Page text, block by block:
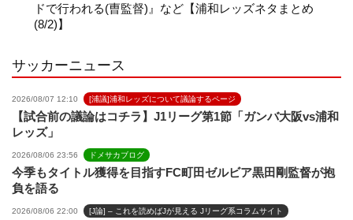
ドで行われる(曺監督)』など【浦和レッズネタまとめ
(8/2)】
サッカーニュース
2026/08/07 12:10 [浦議]浦和レッズについて議論するページ
【試合前の議論はコチラ】J1リーグ第1節「ガンバ大阪vs浦和
レッズ」
2026/08/06 23:56 ドメサカブログ
今季もタイトル獲得を目指すFC町田ゼルビア黒田剛監督が抱
負を語る
2026/08/06 22:00 [J論] – これを読めばJが見える Jリーグ系コラムサイト